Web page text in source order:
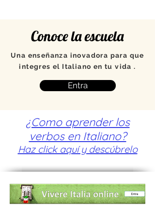
Conoce la escuela
Una enseñanza inovadora para que
integres el Italiano en tu vida .
Entra
¿Como aprender los
verbos en Italiano?
Haz click aquí y descúbrelo